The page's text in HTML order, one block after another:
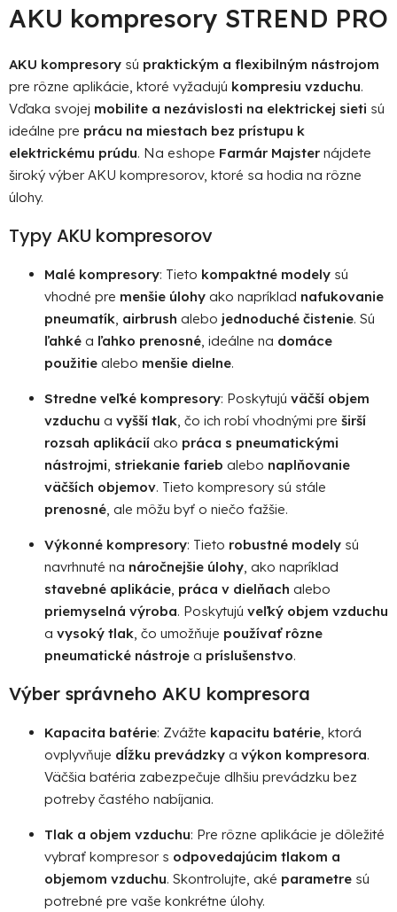
l
á
a
c
i
e
p
r
v
y
v
ý
p
i
s
u
AKU kompresory STREND PRO
AKU kompresory sú praktickým a flexibilným nástrojom
pre rôzne aplikácie, ktoré vyžadujú kompresiu vzduchu.
Vďaka svojej mobilite a nezávislosti na elektrickej sieti sú
ideálne pre prácu na miestach bez prístupu k
elektrickému prúdu. Na eshope Farmár Majster nájdete
široký výber AKU kompresorov, ktoré sa hodia na rôzne
úlohy.
Typy AKU kompresorov
Malé kompresory: Tieto kompaktné modely sú
vhodné pre menšie úlohy ako napríklad nafukovanie
pneumatík airbrush alebo jednoduché čistenie. Sú
ľahké a ľahko prenosné , ideálne na domáce
použitie alebo menšie dielne.
Stredne veľké kompresory: Poskytujú väčší objem
vzduchu a vyšší tlak , čo ich robí vhodnými pre širší
rozsah aplikácií ako práca s pneumatickými
nástrojmi striekanie farieb alebo naplňovanie
väčších objemov. Tieto kompresory sú stále
prenosné , ale môžu byť o niečo ťažšie.
Výkonné kompresory: Tieto robustné modely sú
navrhnuté na náročnejšie úlohy , ako napríklad
stavebné aplikácie práca v dielňach alebo
priemyselná výroba. Poskytujú veľký objem vzduchu
a vysoký tlak , čo umožňuje používať rôzne
pneumatické nástroje a príslušenstvo.
Výber správneho AKU kompresora
Kapacita batérie: Zvážte kapacitu batérie , ktorá
ovplyvňuje dĺžku prevádzky a výkon kompresora.
Väčšia batéria zabezpečuje dlhšiu prevádzku bez
potreby častého nabíjania.
Tlak a objem vzduchu: Pre rôzne aplikácie je dôležité
vybrať kompresor s odpovedajúcim tlakom a
objemom vzduchu. Skontrolujte, aké parametre sú
potrebné pre vaše konkrétne úlohy.